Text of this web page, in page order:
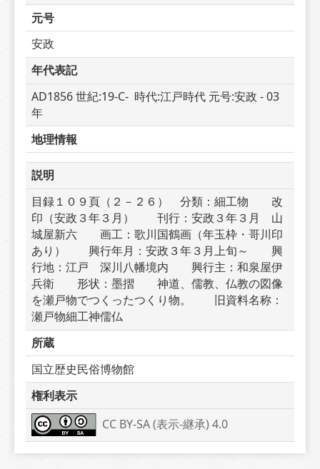
元号
安政
年代表記
AD1856 世紀:19-C-  時代:江戸時代 元号:安政 - 03
年
地理情報
説明
目録１０９頁（２－２６）　分類：細工物　　改
印（安政３年３月）　　刊行：安政３年３月　山
城屋新六　　画工：歌川国鶴画（年玉枠・哥川印
あり）　　興行年月：安政３年３月上旬～　　興
行地：江戸　深川八幡境内　　興行主：和泉屋伊
兵衛　　形状：墨摺　　神道、儒教、仏教の図像
を瀬戸物でつくったつくり物。　　旧資料名称：
瀬戸物細工神儒仏
所蔵
国立歴史民俗博物館
権利表示
CC BY-SA (表示-継承) 4.0